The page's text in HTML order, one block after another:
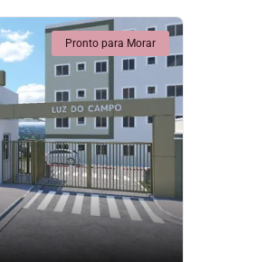
Pronto para Morar